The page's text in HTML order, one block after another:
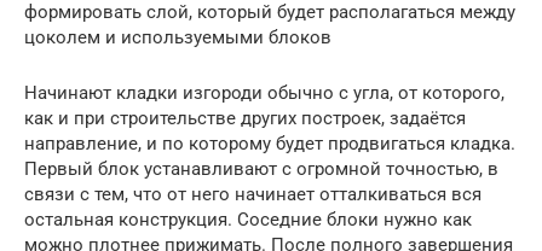
формировать слой, который будет располагаться между
цоколем и используемыми блоков
Начинают кладки изгороди обычно с угла, от которого,
как и при строительстве других построек, задаётся
направление, и по которому будет продвигаться кладка.
Первый блок устанавливают с огромной точностью, в
связи с тем, что от него начинает отталкиваться вся
остальная конструкция. Соседние блоки нужно как
можно плотнее прижимать. После полного завершения